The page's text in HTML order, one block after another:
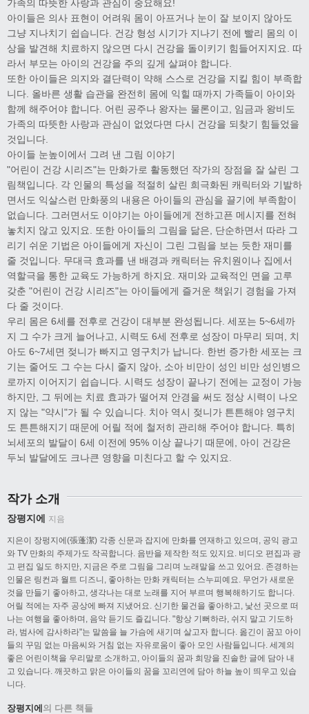
가족의 따뜻한 사랑과 관심이 중요해요!
아이들은 의사 표현이 어려워 몸이 아프거나 눈이 잘 보이지 않아도
그냥 지나치기 쉽습니다. 건강 형성 시기가 지나기 전에 빨리 몸의 이
상을 발견해 치료하지 않으면 다시 건강을 돌이키기 힘들어지지요. 따
라서 부모는 아이의 건강을 주의 깊게 살펴야 합니다.
또한 아이들은 의지와 결단력이 약해 스스로 건강을 지킬 힘이 부족합
니다. 올바른 생활 습관을 완전히 몸에 익힐 때까지 가족들이 아이와
함께 해주어야 합니다. 어린 공주나 왕자는 물론이고, 임금과 왕비도
가족의 따뜻한 사랑과 관심이 없었다면 다시 건강을 되찾기 힘들었을
것입니다.
아이들 눈높이에서 그려 낸 그림 이야기
"어린이 건강 시리즈"는 만화가로 활동했던 작가의 장점을 잘 살린 그
림책입니다. 각 인물의 특성을 적절히 살린 희극화된 캐릭터와 기발하
면서도 익살스런 만화풍의 내용은 아이들의 관심을 끌기에 부족함이
없습니다. 그러면서도 이야기는 아이들에게 전하고픈 메시지를 전혀
놓치지 않고 있지요. 또한 아이들의 그림을 닮은, 단순하면서 따라 그
리기 쉬운 기법은 아이들에게 자신이 그린 그림을 보는 듯한 재미를
줄 것입니다. 무대극 효과를 낸 배경과 캐릭터는 유치원이나 집에서
역할극을 통한 교육도 가능하게 하지요. 재미와 교육적인 면을 고루
갖춘 "어린이 건강 시리즈"는 아이들에게 즐거운 책읽기 경험을 가져
다 줄 것이다.
우리 몸은 6세를 전후로 건강이 대부분 완성됩니다. 세포는 5~6세까
지 그 수가 크게 늘어나고, 시력도 6세 전후로 성장이 마무리 되며, 치
아도 6~7세면 젖니가 빠지고 영구치가 납니다. 한번 증가한 세포는 크
기는 줄어도 그 수는 다시 줄지 않아, 소아 비만이 성인 비만 성인병으
로까지 이어지기 쉽습니다. 시력도 성장이 끝나기 전에는 교정이 가능
하지만, 그 뒤에는 치료 효과가 떨어져 안경을 써도 정상 시력이 나오
지 않는 "약시"가 될 수 있습니다. 치아 역시 젖니가 튼튼해야 영구치
도 튼튼해지기 때문에 어릴 적에 철저히 관리해 주어야 합니다. 특히
뇌세포의 발달이 6세 이전에 95% 이상 끝나기 때문에, 아이 건강은
두뇌 발달에도 크나큰 영향을 미친다고 할 수 있지요.
작가 소개
장평지에 지음
지은이 장펑지에(張蓬潔) 각종 신문과 잡지에 만화를 연재하고 있으며, 공익 광고
와 TV 만화의 주제가도 작곡합니다. 음반을 제작한 적도 있지요. 비디오 편집과 광
고 편집 일도 하지만, 지금은 주로 그림을 그리며 노래말을 쓰고 있어요. 존경하는
인물은 링컨과 월트 디즈니, 좋아하는 만화 캐릭터는 스누피예요. 무언가 새로운
것을 만들기 좋아하고, 생각나는 대로 노래를 지어 부르며 행복해하기도 합니다.
어릴 적에는 자주 공상에 빠져 지냈어요. 신기한 물건을 좋아하고, 낯선 곳으로 떠
나는 여행을 좋아하며, 음악 듣기도 즐깁니다. "항상 기뻐하라, 쉬지 말고 기도하
라, 범사에 감사하라"는 말씀을 늘 가슴에 새기며 살고자 합니다. 옮긴이 꿈꼬 아이
들의 꾸밈 없는 마음씨와 거침 없는 자유로움이 좋아 모인 사람들입니다. 세계의
좋은 어린이책을 우리말로 소개하고, 아이들의 꿈과 희망을 진솔한 글에 담아 내
고 있습니다. 깨끗하고 맑은 아이들의 꿈을 꼬리연에 담아 하늘 높이 띄우고 있습
니다.
장평지에의 다른 책들